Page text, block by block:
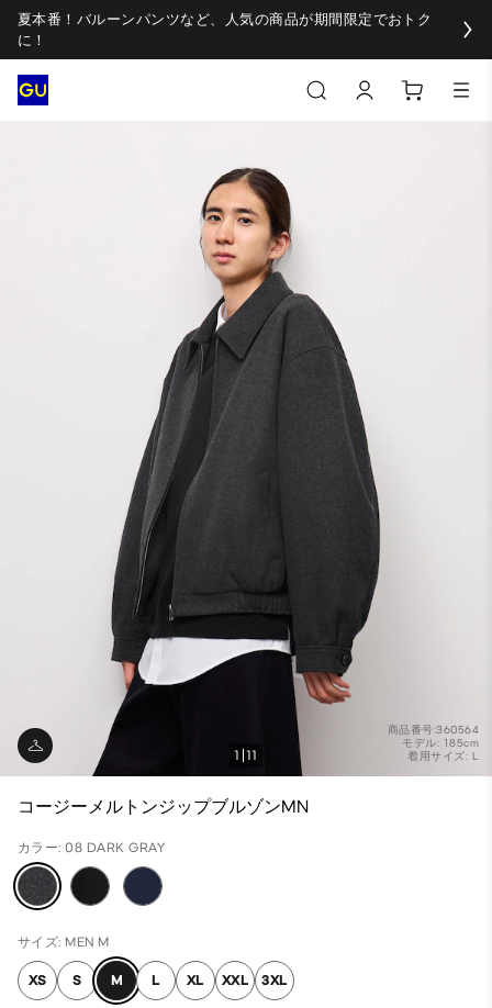
夏本番！バルーンパンツなど、人気の商品が期間限定でおトク
に！
商品番号:360564
モデル: 185cm
着用サイズ: L
1 11
コージーメルトンジップブルゾンMN
カラー: 08 DARK GRAY
サイズ: MEN M
XS S M L XL XXL 3XL